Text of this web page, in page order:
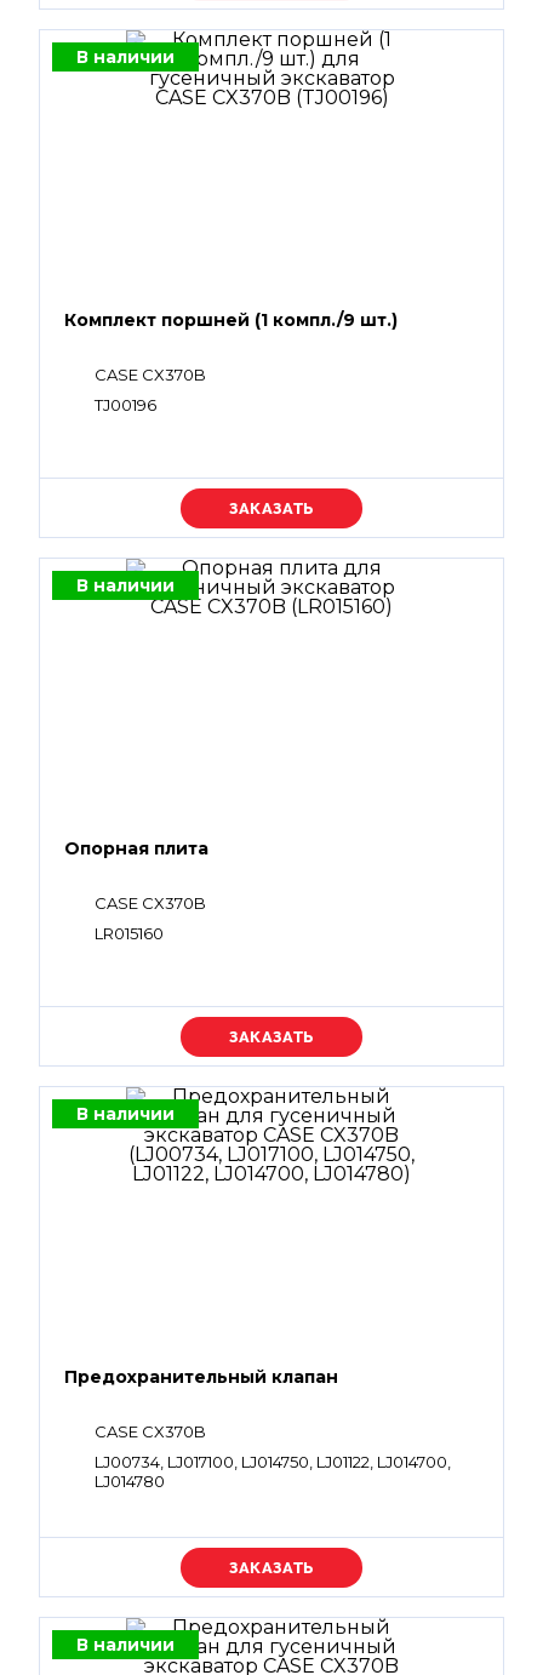
В наличии
Комплект поршней (1 компл./9 шт.)
CASE CX370B
TJ00196
Уточняйте цену
В наличии
Опорная плита
CASE CX370B
LR015160
Уточняйте цену
В наличии
Предохранительный клапан
CASE CX370B
LJ00734, LJ017100, LJ014750, LJ01122, LJ014700,
LJ014780
Уточняйте цену
В наличии